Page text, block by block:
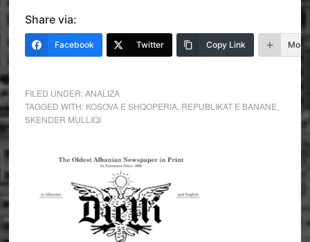
Share via:
Facebook Twitter Copy Link More
FILED UNDER:ANALIZA
TAGGED WITH: KOSOVA E SHQOPERIA, REPUBLIKAT E BANANE
SKENDER MULLIQI